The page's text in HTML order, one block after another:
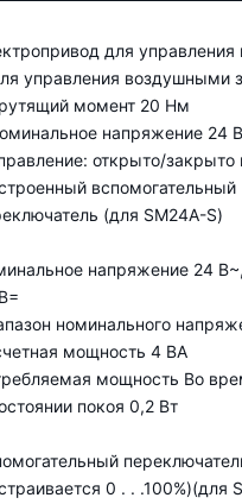
для
управления воздушными
момент 20 Нм
напряжение 24
открыто/закрыто
вспомогательный
(для SM24A-S)
напряжение 24
номинального
мощность 4 ВА
мощность Во
покоя 0,2 Вт
0 . . .100%)(для